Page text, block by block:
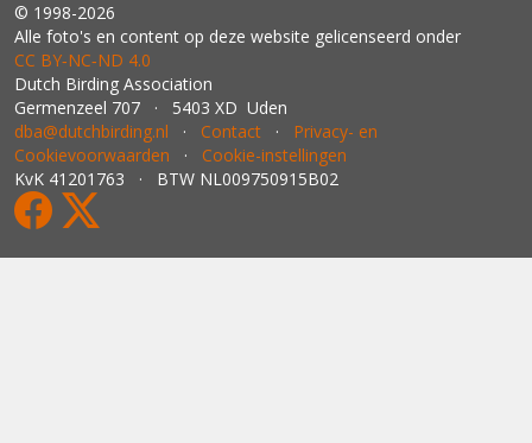
© 1998-2026
Alle foto's en content op deze website gelicenseerd onder
CC BY‑NC‑ND 4.0
Dutch Birding Association
Germenzeel 707 · 5403 XD Uden
dba@dutchbirding.nl · Contact · Privacy- en
Cookievoorwaarden · Cookie-instellingen
KvK 41201763 · BTW NL009750915B02